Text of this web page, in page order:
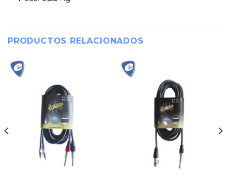
PRODUCTOS RELACIONADOS